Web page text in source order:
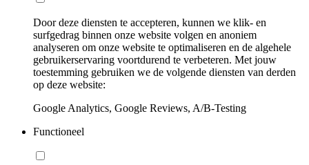
Door deze diensten te accepteren, kunnen we klik- en
surfgedrag binnen onze website volgen en anoniem
analyseren om onze website te optimaliseren en de algehele
gebruikerservaring voortdurend te verbeteren. Met jouw
toestemming gebruiken we de volgende diensten van derden
op deze website:
Google Analytics, Google Reviews, A/B-Testing
Functioneel